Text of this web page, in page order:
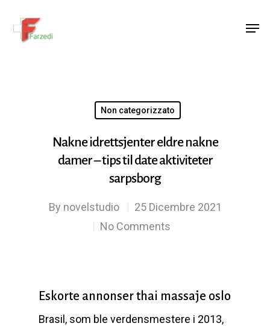
Non categorizzato
Nakne idrettsjenter eldre nakne
damer – tips til date aktiviteter
sarpsborg
By novelstudio
25 Dicembre 2021
No Comments
Eskorte annonser thai massaje oslo
Brasil, som ble verdensmestere i 2013,